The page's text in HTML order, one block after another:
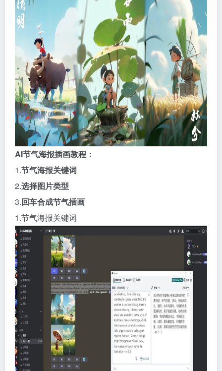
AI节气海报插画教程：
1.节气海报关键词
2.选择图片类型
3.回车合成节气插画
1.节气海报关键词